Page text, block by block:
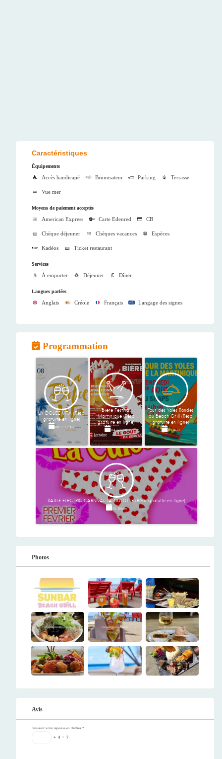
Caractéristiques
Équipements
Accès handicapé Brumisateur Parking Terrasse
Vue mer
Moyens de paiement acceptés
American Express Carte Edenred CB
Chèque déjeuner Chèques vacances Espèces
Kadéos Ticket restaurant
Services
À emporter Déjeuner Dîner
Langues parlées
Anglais Créole Français Langage des signes
Programmation
LA DOLCE VITA (Résa
gratuite en ligne)
08 novembre
Bière Festival
Martinique (Résa
gratuite en ligne)
04 octobre
Tour des Yoles Rondes
au Beach Grill (Résa
gratuite en ligne)
01 août
SABLE ELECTRIC CARNIVAL LA CULOTTE (Résa gratuite en ligne)
01 février
Photos
Avis
Saisissez votre réponse en chiffres *
+ 4 = 7